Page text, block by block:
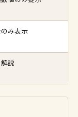
み表示
説